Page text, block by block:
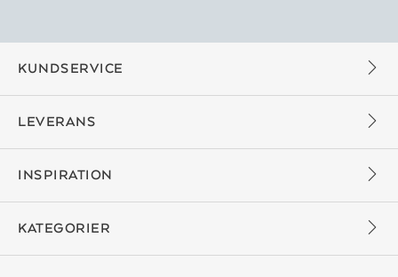
KUNDSERVICE
LEVERANS
INSPIRATION
KATEGORIER